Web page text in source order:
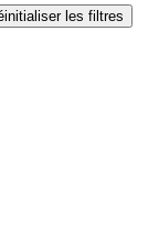
les filtres